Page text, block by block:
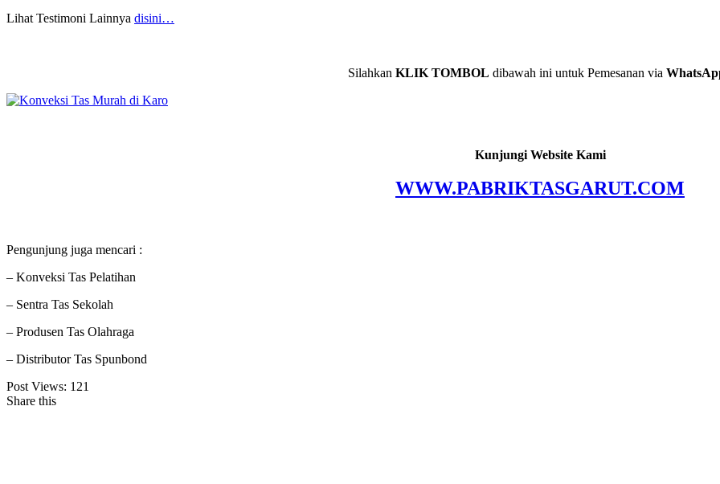
Lihat Testimoni Lainnya disini…
Silahkan KLIK TOMBOL dibawah ini untuk Pemesanan via
Kunjungi Website Kami
WWW.PABRIKTASGARUT.COM
Pengunjung juga mencari :
– Konveksi Tas Pelatihan
– Sentra Tas Sekolah
– Produsen Tas Olahraga
– Distributor Tas Spunbond
Post Views: 121
Share this